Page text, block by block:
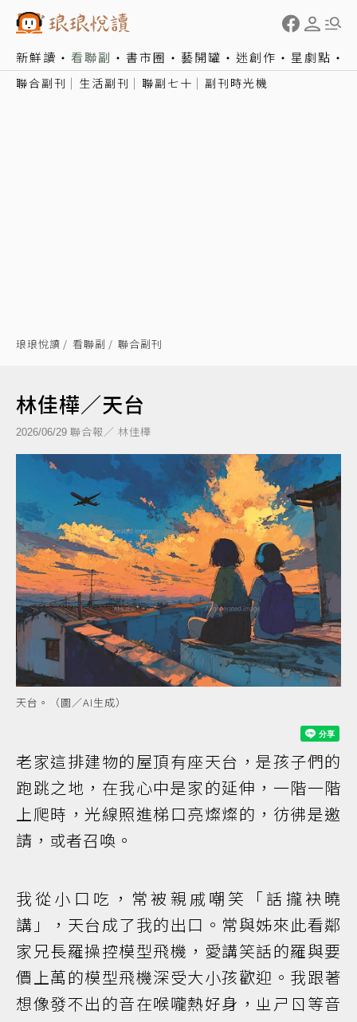
新鮮讀 看聯副 書市圈 藝開罐 迷創作 星劇點
聯合副刊 生活副刊 聯副七十 副刊時光機
琅琅悅讀 看聯副 聯合副刊
林佳樺／天台
2026/06/29 聯合報／ 林佳樺
天台。（圖／AI生成）
老家這排建物的屋頂有座天台，是孩子們的
跑跳之地，在我心中是家的延伸，一階一階
上爬時，光線照進梯口亮燦燦的，彷彿是邀
請，或者召喚。
我從小口吃，常被親戚嘲笑「話攏袂曉
講」，天台成了我的出口。常與姊來此看鄰
家兄長羅操控模型飛機，愛講笑話的羅與要
價上萬的模型飛機深受大小孩歡迎。我跟著
想像發不出的音在喉嚨熱好身，ㄓㄕㄖ等音